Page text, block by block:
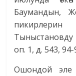
Баумандын,
оп. 1, д. 543,
Ошондой эле